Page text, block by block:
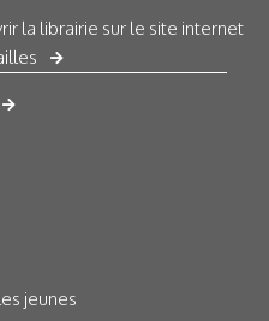
la librairie sur le site internet
jeunes